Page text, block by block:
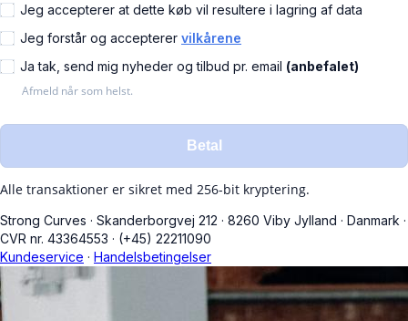
Jeg accepterer at dette køb vil resultere i lagring af data
Jeg forstår og accepterer vilkårene
Ja tak, send mig nyheder og tilbud pr. email (anbefalet)
Afmeld når som helst.
Betal
Alle transaktioner er sikret med 256-bit kryptering.
Strong Curves · Skanderborgvej 212 · 8260 Viby Jylland · Danmark ·
CVR nr. 43364553 · (+45) 22211090
Kundeservice · Handelsbetingelser